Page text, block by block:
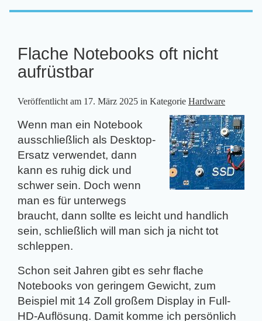
Flache Notebooks oft nicht
aufrüstbar
Veröffentlicht am 17. März 2025 in Kategorie Hardware
Wenn man ein Notebook
ausschließlich als Desktop-
Ersatz verwendet, dann
kann es ruhig dick und
schwer sein. Doch wenn
man es für unterwegs
braucht, dann sollte es leicht und handlich
sein, schließlich will man sich ja nicht tot
schleppen.
Schon seit Jahren gibt es sehr flache
Notebooks von geringem Gewicht, zum
Beispiel mit 14 Zoll großem Display in Full-
HD-Auflösung. Damit komme ich persönlich